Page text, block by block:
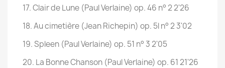
17. Clair de Lune (Paul Verlaine) op. 46 n° 2 2'26
18. Au cimetière (Jean Richepin) op. 5l n° 2 3'02
19. Spleen (Paul Verlaine) op. 51 n° 3 2'05
20. La Bonne Chanson (Paul Verlaine) op. 61 21'26